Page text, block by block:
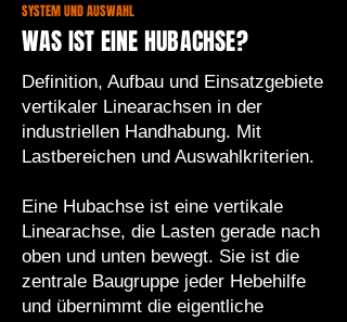
SYSTEM UND AUSWAHL
WAS IST EINE HUBACHSE?
Definition, Aufbau und Einsatzgebiete
vertikaler Linearachsen in der
industriellen Handhabung. Mit
Lastbereichen und Auswahlkriterien.
Eine Hubachse ist eine vertikale
Linearachse, die Lasten gerade nach
oben und unten bewegt. Sie ist die
zentrale Baugruppe jeder Hebehilfe
und übernimmt die eigentliche